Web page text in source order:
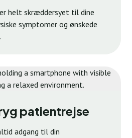
helt skræddersyet til dine
symptomer og ønskede
patientrejse
adgang til din